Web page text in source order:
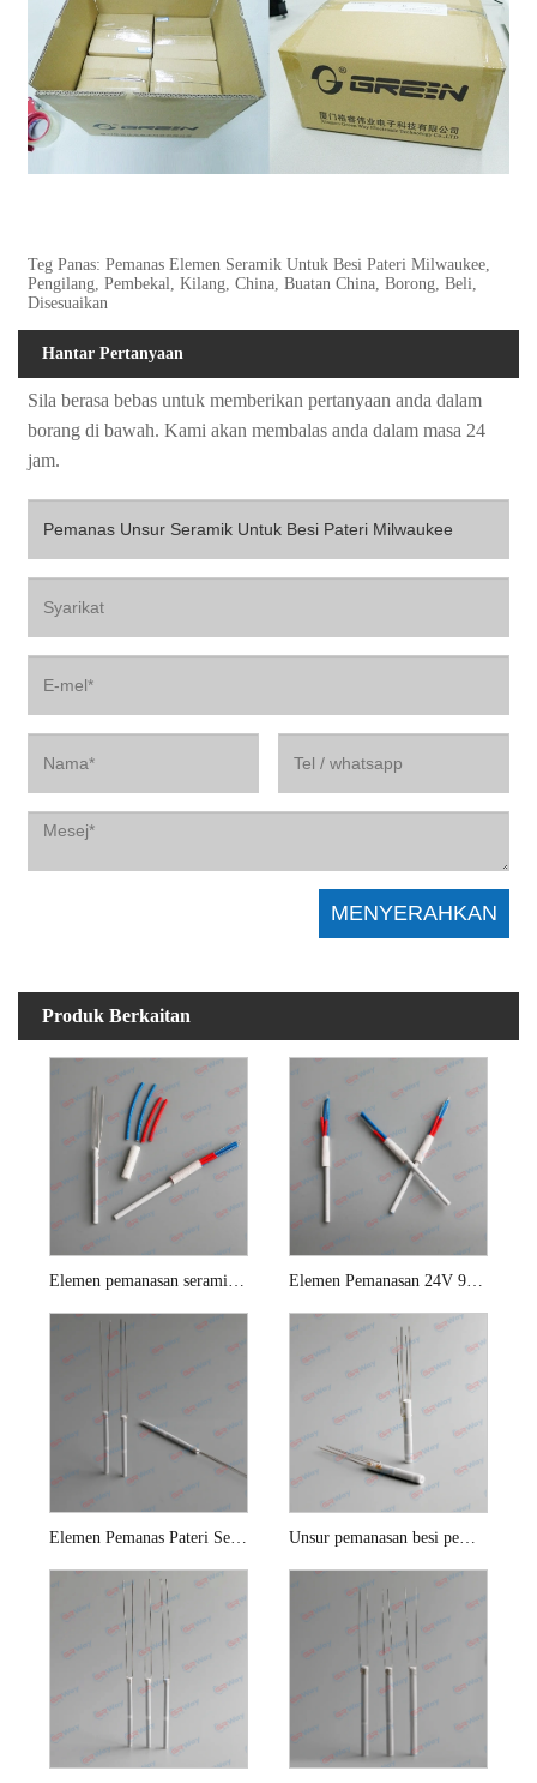
Teg Panas: Pemanas Elemen Seramik Untuk Besi Pateri Milwaukee,
Pengilang, Pembekal, Kilang, China, Buatan China, Borong, Beli,
Disesuaikan
Hantar Pertanyaan
Sila berasa bebas untuk memberikan pertanyaan anda dalam
borang di bawah. Kami akan membalas anda dalam masa 24
jam.
Produk Berkaitan
Elemen pemanasan seramik A1321 Elemen Pemanasan 24V 90W untuk stesen pematerian Hakko 942
Elemen Pemanas Pateri Seramik 25w